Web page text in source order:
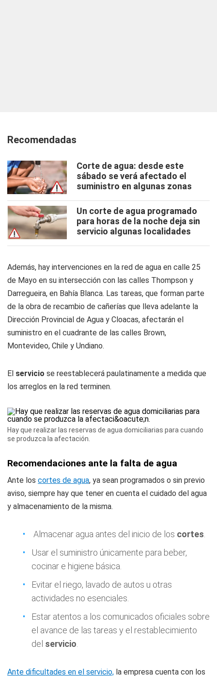
Recomendadas
Corte de agua: desde este
sábado se verá afectado el
suministro en algunas zonas
Un corte de agua programado
para horas de la noche deja sin
servicio algunas localidades
Además, hay intervenciones en la red de agua en calle 25
de Mayo en su intersección con las calles Thompson y
Darregueira, en Bahía Blanca. Las tareas, que forman parte
de la obra de recambio de cañerías que lleva adelante la
Dirección Provincial de Agua y Cloacas, afectarán el
suministro en el cuadrante de las calles Brown,
Montevideo, Chile y Undiano.
El servicio se reestablecerá paulatinamente a medida que
los arreglos en la red terminen.
Hay que realizar las reservas de agua domiciliarias para cuando
se produzca la afectación.
Recomendaciones ante la falta de agua
Ante los cortes de agua, ya sean programados o sin previo
aviso, siempre hay que tener en cuenta el cuidado del agua
y almacenamiento de la misma.
Almacenar agua antes del inicio de los cortes
Usar el suministro únicamente para beber,
cocinar e higiene básica.
Evitar el riego, lavado de autos u otras
actividades no esenciales.
Estar atentos a los comunicados oficiales sobre
el avance de las tareas y el restablecimiento
del servicio
Ante dificultades en el servicio, la empresa cuenta con los